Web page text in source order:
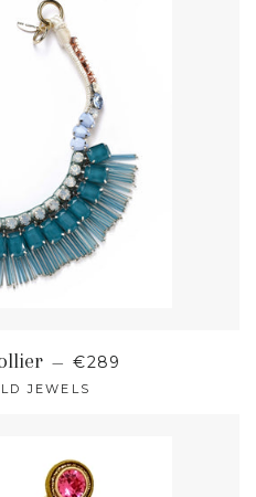
— NORMALER PREIS
€289
JEWELS